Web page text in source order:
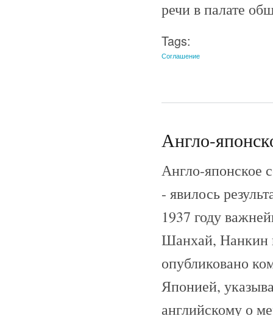
речи в палате
Tags:
Соглашение
Англо-
Англо-японское
- явилось
1937 году
Шанхай, Нанкин
опубликовано
Японией,
английскому о